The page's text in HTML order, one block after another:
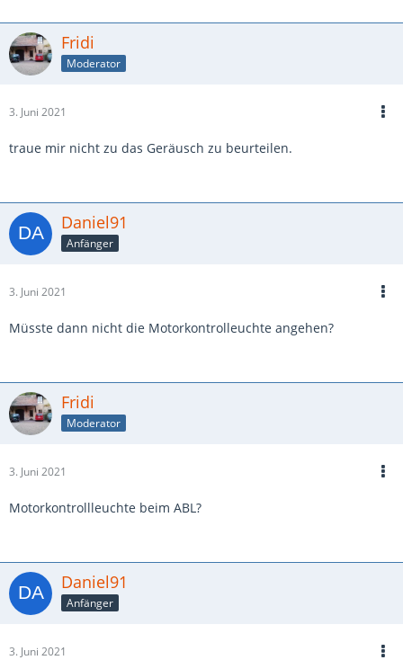
Fridi
Moderator
3. Juni 2021
traue mir nicht zu das Geräusch zu beurteilen.
Daniel91
Anfänger
3. Juni 2021
Müsste dann nicht die Motorkontrolleuchte angehen?
Fridi
Moderator
3. Juni 2021
Motorkontrollleuchte beim ABL?
Daniel91
Anfänger
3. Juni 2021